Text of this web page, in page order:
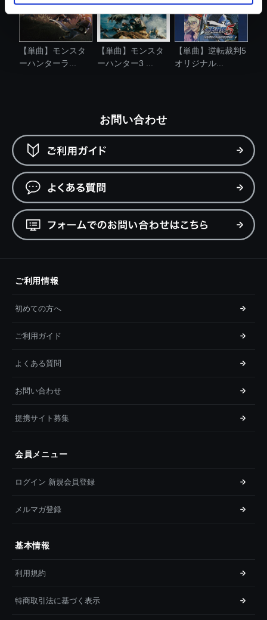
【単曲】モンスタ
ーハンターラ...
【単曲】モンスタ
ーハンター3 ...
【単曲】逆転裁判5
オリジナル...
お問い合わせ
ご利用情報
初めての方へ
ご利用ガイド
よくある質問
お問い合わせ
提携サイト募集
会員メニュー
ログイン 新規会員登録
メルマガ登録
基本情報
利用規約
特商取引法に基づく表示